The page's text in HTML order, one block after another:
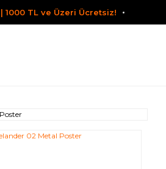
1000 TL ve Üzeri Ücretsiz!